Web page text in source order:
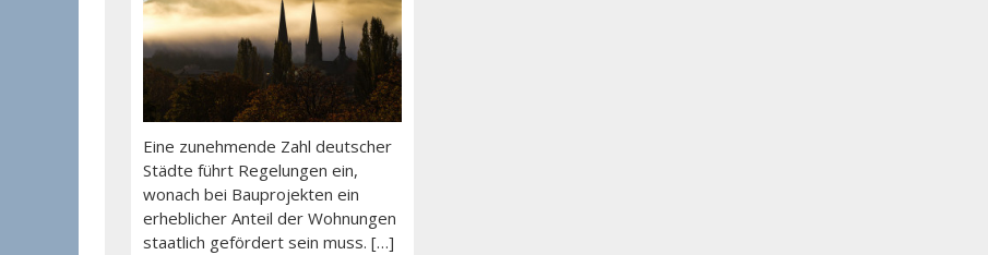
Eine zunehmende Zahl deutscher
Städte führt Regelungen ein,
wonach bei Bauprojekten ein
erheblicher Anteil der Wohnungen
staatlich gefördert sein muss. […]